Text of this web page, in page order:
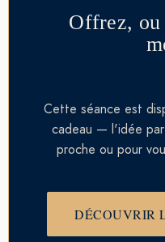
Offrez, ou
Cette séance est
cadeau — l'idée
proche ou pour
DÉCOUVRIR